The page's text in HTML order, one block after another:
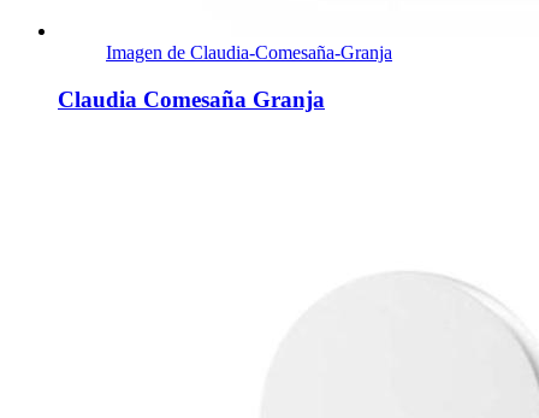
Imagen de Claudia-Comesaña-Granja
Claudia Comesaña Granja